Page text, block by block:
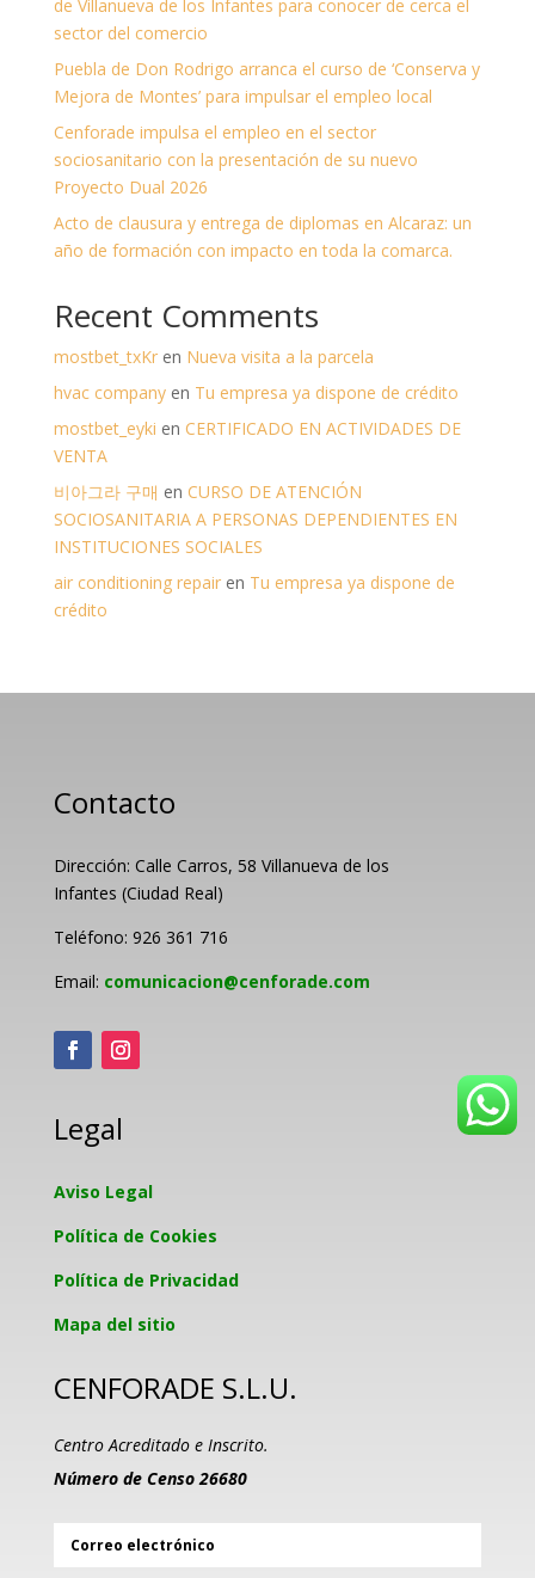
de Villanueva de los Infantes para conocer de cerca el
sector del comercio
Puebla de Don Rodrigo arranca el curso de ‘Conserva y
Mejora de Montes’ para impulsar el empleo local
Cenforade impulsa el empleo en el sector
sociosanitario con la presentación de su nuevo
Proyecto Dual 2026
Acto de clausura y entrega de diplomas en Alcaraz: un
año de formación con impacto en toda la comarca.
Recent Comments
mostbet_txKren Nueva visita a la parcela
hvac companyen Tu empresa ya dispone de crédito
mostbet_eyki en CERTIFICADO EN ACTIVIDADES DE
VENTA
비아그라 구매 en CURSO DE ATENCIÓN
SOCIOSANITARIA A PERSONAS DEPENDIENTES EN
INSTITUCIONES SOCIALES
air conditioning repairen Tu empresa ya dispone de
crédito
Contacto
Dirección: Calle Carros, 58 Villanueva de los
Infantes (Ciudad Real)
Teléfono: 926 361 716
Email: comunicacion@cenforade.com
Legal
Aviso Legal
Política de Cookies
Política de Privacidad
Mapa del sitio
CENFORADE S.L.U.
Centro Acreditado e Inscrito.
Número de Censo 26680